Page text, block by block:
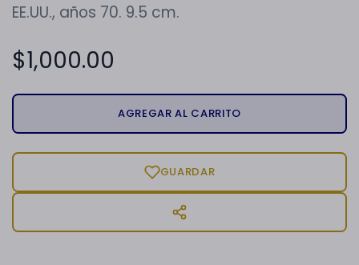
EE.UU., años 70. 9.5 cm.
$1,000.00
AGREGAR AL CARRITO
GUARDAR